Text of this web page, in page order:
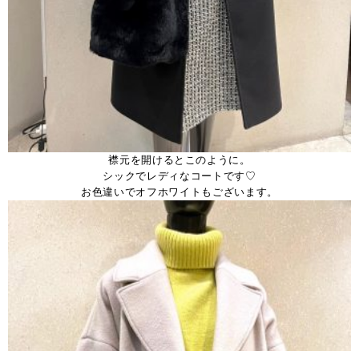
襟元を開けるとこのように。
シックでレディなコートです♡
お色違いでオフホワイトもございます。